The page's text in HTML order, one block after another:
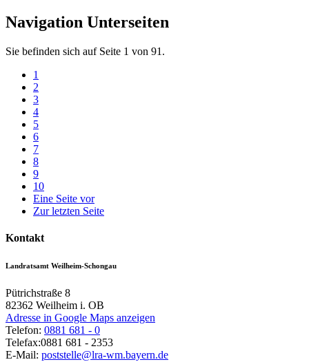
Navigation Unterseiten
Sie befinden sich auf Seite 1 von 91.
1
2
3
4
5
6
7
8
9
10
Eine Seite vor
Zur letzten Seite
Kontakt
Landratsamt Weilheim-Schongau
Pütrichstraße 8
82362 Weilheim i. OB
Adresse in Google Maps anzeigen
Telefon: 0881 681 - 0
Telefax:0881 681 - 2353
E-Mail: poststelle@lra-wm.bayern.de